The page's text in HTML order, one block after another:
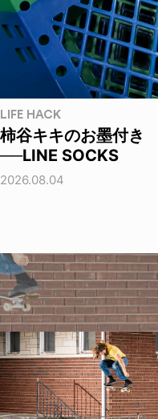
LIFE HACK
柿谷キキのお墨付き
──LINE SOCKS
2026.08.04